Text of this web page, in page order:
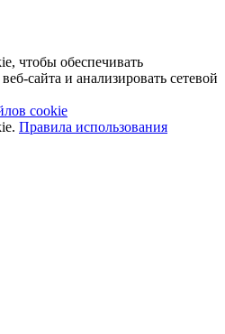
чтобы обеспечивать
сайта и анализировать сетевой
cookie
Правила использования